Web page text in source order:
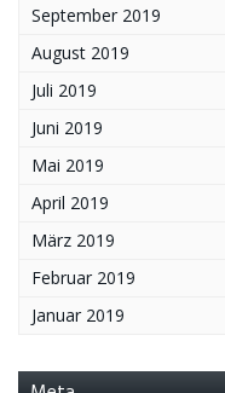
September 2019
August 2019
Juli 2019
Juni 2019
Mai 2019
April 2019
März 2019
Februar 2019
Januar 2019